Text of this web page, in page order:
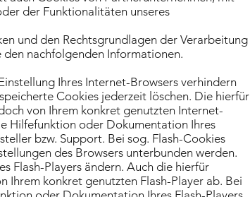
der Funktionalitäten unseres
und den Rechtsgrundlagen der Verarbeitung
nachfolgenden Informationen.
Ihres Internet-Browsers verhindern
Cookies jederzeit löschen. Die hierfür
von Ihrem konkret genutzten Internet-
Hilfefunktion oder Dokumentation Ihres
bzw. Support. Bei sog. Flash-Cookies
des Browsers unterbunden werden.
Flash-Players ändern. Auch die hierfür
Ihrem konkret genutzten Flash-Player ab. Bei